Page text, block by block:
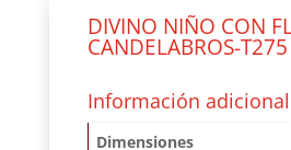
DIVINO NIÑO CON
CANDELABROS-T275
Información adicional
Dimensiones